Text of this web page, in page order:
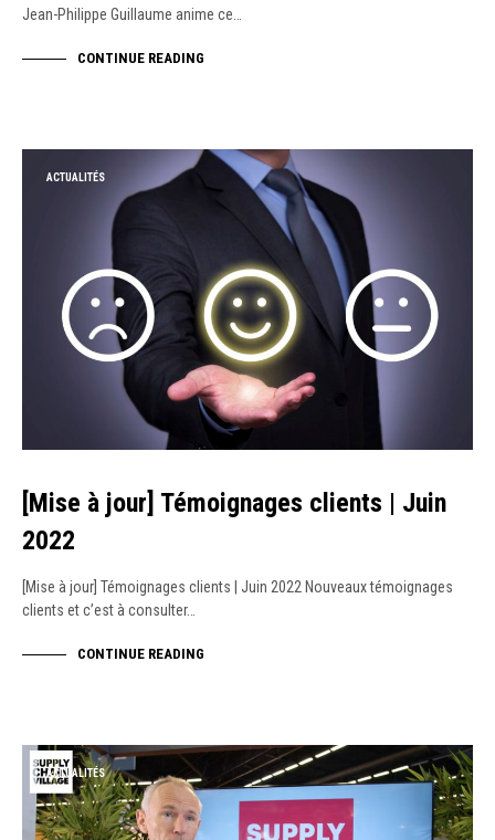
Jean-Philippe Guillaume anime ce…
CONTINUE READING
ACTUALITÉS
[Mise à jour] Témoignages clients | Juin
2022
[Mise à jour] Témoignages clients | Juin 2022 Nouveaux témoignages
clients et c’est à consulter…
CONTINUE READING
ACTUALITÉS